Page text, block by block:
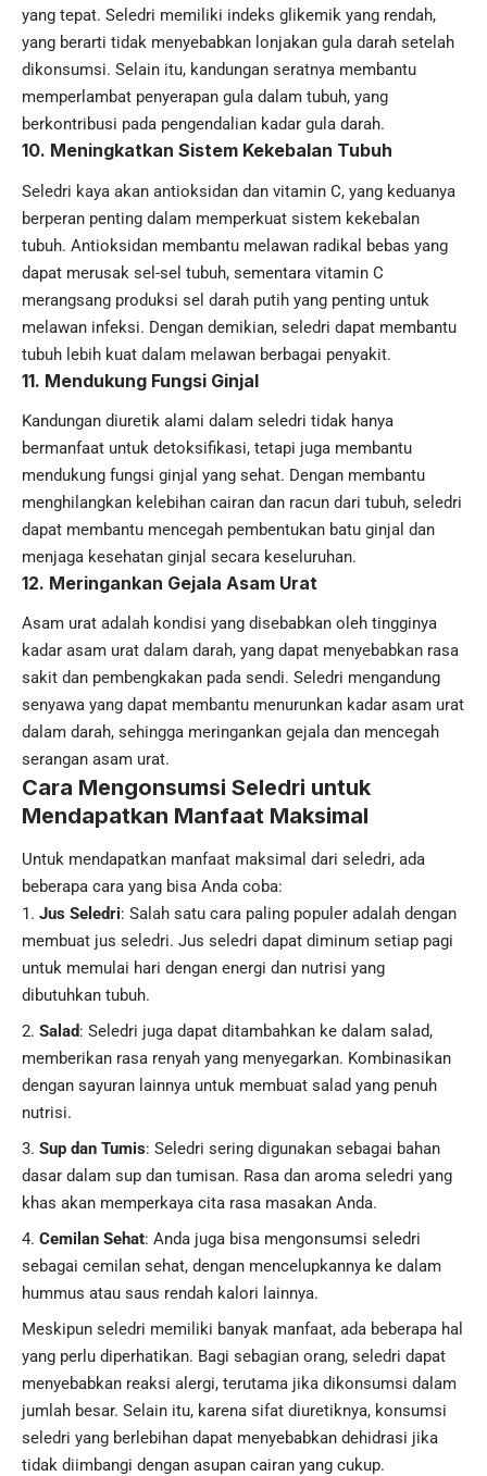
yang tepat. Seledri memiliki indeks glikemik yang rendah,
yang berarti tidak menyebabkan lonjakan gula darah setelah
dikonsumsi. Selain itu, kandungan seratnya membantu
memperlambat penyerapan gula dalam tubuh, yang
berkontribusi pada pengendalian kadar gula darah.
10. Meningkatkan Sistem Kekebalan Tubuh
Seledri kaya akan antioksidan dan vitamin C, yang keduanya
berperan penting dalam memperkuat sistem kekebalan
tubuh. Antioksidan membantu melawan radikal bebas yang
dapat merusak sel-sel tubuh, sementara vitamin C
merangsang produksi sel darah putih yang penting untuk
melawan infeksi. Dengan demikian, seledri dapat membantu
tubuh lebih kuat dalam melawan berbagai penyakit.
11. Mendukung Fungsi Ginjal
Kandungan diuretik alami dalam seledri tidak hanya
bermanfaat untuk detoksifikasi, tetapi juga membantu
mendukung fungsi ginjal yang sehat. Dengan membantu
menghilangkan kelebihan cairan dan racun dari tubuh, seledri
dapat membantu mencegah pembentukan batu ginjal dan
menjaga kesehatan ginjal secara keseluruhan.
12. Meringankan Gejala Asam Urat
Asam urat adalah kondisi yang disebabkan oleh tingginya
kadar asam urat dalam darah, yang dapat menyebabkan rasa
sakit dan pembengkakan pada sendi. Seledri mengandung
senyawa yang dapat membantu menurunkan kadar asam urat
dalam darah, sehingga meringankan gejala dan mencegah
serangan asam urat.
Cara Mengonsumsi Seledri untuk
Mendapatkan Manfaat Maksimal
Untuk mendapatkan manfaat maksimal dari seledri, ada
beberapa cara yang bisa Anda coba:
Jus Seledri: Salah satu cara paling populer adalah dengan
membuat jus seledri. Jus seledri dapat diminum setiap pagi
untuk memulai hari dengan energi dan nutrisi yang
dibutuhkan tubuh.
Salad: Seledri juga dapat ditambahkan ke dalam salad,
memberikan rasa renyah yang menyegarkan. Kombinasikan
dengan sayuran lainnya untuk membuat salad yang penuh
nutrisi.
Sup dan Tumis: Seledri sering digunakan sebagai bahan
dasar dalam sup dan tumisan. Rasa dan aroma seledri yang
khas akan memperkaya cita rasa masakan Anda.
Cemilan Sehat: Anda juga bisa mengonsumsi seledri
sebagai cemilan sehat, dengan mencelupkannya ke dalam
hummus atau saus rendah kalori lainnya.
Meskipun seledri memiliki banyak manfaat, ada beberapa hal
yang perlu diperhatikan. Bagi sebagian orang, seledri dapat
menyebabkan reaksi alergi, terutama jika dikonsumsi dalam
jumlah besar. Selain itu, karena sifat diuretiknya, konsumsi
seledri yang berlebihan dapat menyebabkan dehidrasi jika
tidak diimbangi dengan asupan cairan yang cukup.